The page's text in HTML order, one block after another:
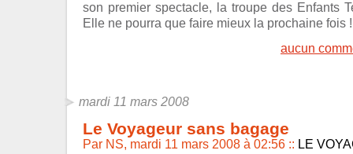
son premier spectacle, la troupe des Enfants
Elle ne pourra que faire mieux la prochaine fois
aucun
mardi 11 mars 2008
Le Voyageur sans bagage
Par NS, mardi 11 mars 2008 à 02:56 :: LE